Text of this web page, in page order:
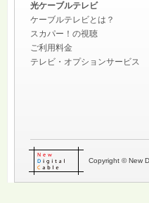
光ケーブルテレビ
ケーブルテレビとは？
スカパー！の視聴
ご利用料金
テレビ・オプションサービス
Copyright © New